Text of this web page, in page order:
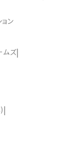
ン
ムズ